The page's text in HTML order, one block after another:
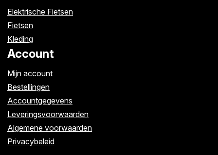
Elektrische Fietsen
Fietsen
Kleding
Account
Mijn account
Bestellingen
Accountgegevens
Leveringsvoorwaarden
Algemene voorwaarden
Privacybeleid